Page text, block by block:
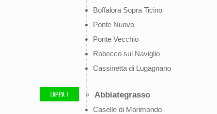
Boffalora Sopra Ticino
Ponte Nuovo
Ponte Vecchio
Robecco sul Naviglio
Cassinetta di Lugagnano
TAPPA 7 Abbiategrasso
Caselle di Morimondo